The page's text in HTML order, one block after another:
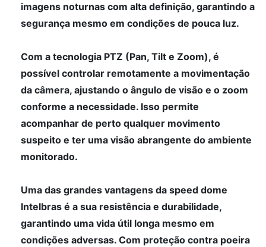
imagens noturnas com alta definição, garantindo a
segurança mesmo em condições de pouca luz.
Com a tecnologia PTZ (Pan, Tilt e Zoom), é
possível controlar remotamente a movimentação
da câmera, ajustando o ângulo de visão e o zoom
conforme a necessidade. Isso permite
acompanhar de perto qualquer movimento
suspeito e ter uma visão abrangente do ambiente
monitorado.
Uma das grandes vantagens da speed dome
Intelbras é a sua resistência e durabilidade,
garantindo uma vida útil longa mesmo em
condições adversas. Com proteção contra poeira